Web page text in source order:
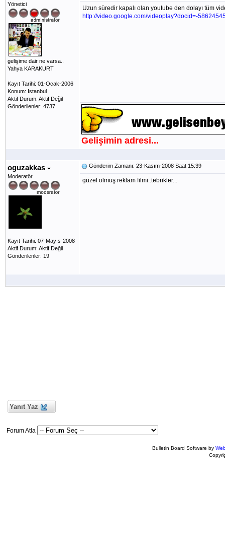
Yönetici
gelişime dair ne varsa..
Yahya KARAKURT
Kayıt Tarihi: 01-Ocak-2006
Konum: Istanbul
Aktif Durum: Aktif Değil
Gönderilenler: 4737
Uzun süredir kapalı olan youtube den dolayı tüm
http://video.google.com/videoplay?docid=-
Gelişimin adresi...
oguzakkas
Moderatör
Kayıt Tarihi: 07-Mayıs-2008
Aktif Durum: Aktif Değil
Gönderilenler: 19
Gönderim Zamanı: 23-Kasım-2008 Saat 15:39
güzel olmuş reklam filmi..tebrikler...
Yanıt Yaz
Forum Atla
Bulletin Board Software by